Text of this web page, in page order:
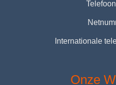
Internationale
Onze